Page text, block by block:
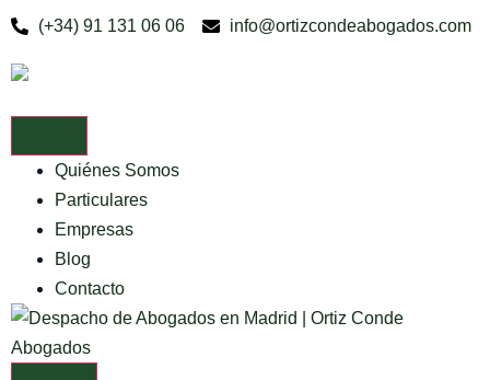
(+34) 91 131 06 06 info@ortizcondeabogados.com
Quiénes Somos
Particulares
Empresas
Blog
Contacto